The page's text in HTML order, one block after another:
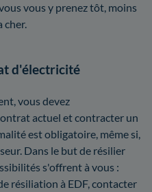
vous y prenez tôt, moins
cher.
d'électricité
vous devez
actuel et contracter un
est obligatoire, même si,
Dans le but de résilier
s'offrent à vous :
résiliation à EDF, contacter